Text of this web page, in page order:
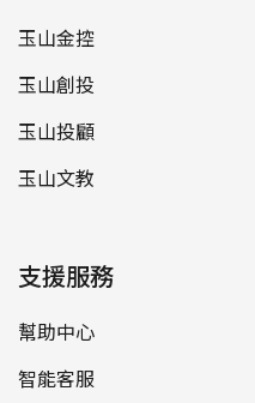
玉山金控
玉山創投
玉山投顧
玉山文教
支援服務
幫助中心
智能客服